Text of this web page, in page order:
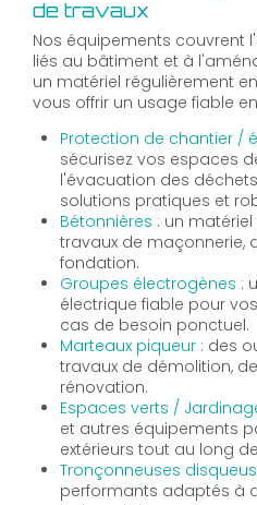
de travaux
Nos équipements couvrent
liés au bâtiment et à
un matériel régulièrement
vous offrir un usage fiable
Protection de chantier /
sécurisez vos espaces
l'évacuation des
solutions pratiques et
Bétonnières : un
travaux de maçonnerie,
fondation.
Groupes électrogènes :
électrique fiable pour
cas de besoin ponctuel.
Marteaux piqueur : des
travaux de démolition,
rénovation.
Espaces verts /
et autres équipements
extérieurs tout au long
Tronçonneuses
performants adaptés à